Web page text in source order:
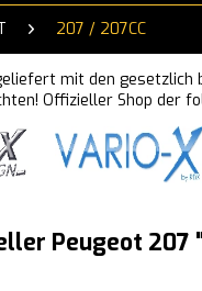
207 / 207CC
mit den gesetzlich
Offizieller Shop der
Peugeot 207